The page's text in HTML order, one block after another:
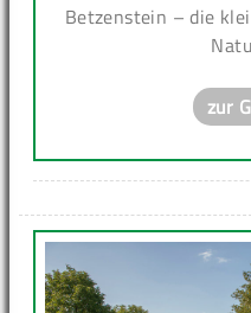
Betzenstein – die
zur